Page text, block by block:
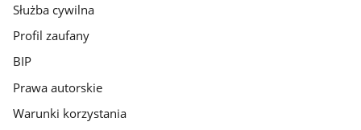
Służba cywilna
Profil zaufany
BIP
Prawa autorskie
Warunki korzystania